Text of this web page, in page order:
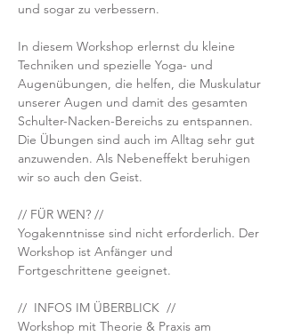
und sogar zu verbessern.
In diesem Workshop erlernst du kleine
Techniken und spezielle Yoga- und
Augenübungen, die helfen, die Muskulatur
unserer Augen und damit des gesamten
Schulter-Nacken-Bereichs zu entspannen.
Die Übungen sind auch im Alltag sehr gut
anzuwenden. Als Nebeneffekt beruhigen
wir so auch den Geist.
// FÜR WEN? //
Yogakenntnisse sind nicht erforderlich. Der
Workshop ist Anfänger und
Fortgeschrittene geeignet.
//  INFOS IM ÜBERBLICK  //
Workshop mit Theorie & Praxis am